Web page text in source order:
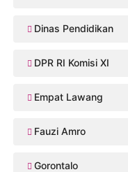
Dinas Pendidikan
DPR RI Komisi XI
Empat Lawang
Fauzi Amro
Gorontalo